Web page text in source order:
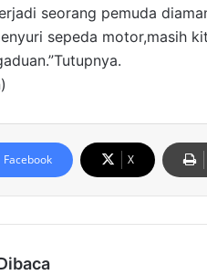
seorang pemuda
sepeda motor,masih
Facebook X